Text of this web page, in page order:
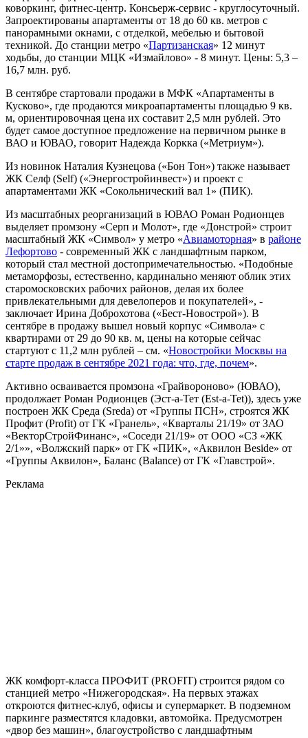
коворкинг, фитнес-центр. Консьерж-сервис - круглосуточный.
Запроектированы апартаменты от 18 до 60 кв. метров с
панорамными окнами, с отделкой, мебелью и бытовой
техникой. До станции метро «Партизанская» 12 минут
ходьбы, до станции МЦК «Измайлово» - 8 минут. Цены: 5,3 –
16,7 млн. руб.
В сентябре стартовали продажи в МФК «Апартаменты в
Кусково», где продаются микроапартаменты площадью 9 кв.
м, ориентировочная цена их составит 2,5 млн рублей. Это
будет самое доступное предложение на первичном рынке в
ВАО и ЮВАО, говорит Надежда Коркка («Метриум»).
Из новинок Наталия Кузнецова («Бон Тон») также называет
ЖК Селф (Self) («Энергостройинвест») и проект с
апартаментами ЖК «Сокольнический вал 1» (ПИК).
Из масштабных реорганизаций в ЮВАО Роман Родионцев
выделяет промзону «Серп и Молот», где «Донстрой» строит
масштабный ЖК «Символ» у метро «Авиамоторная» в районе
Лефортово - современный ЖК с ландшафтным парком,
который стал местной достопримечательностью. «Подобные
метаморфозы, естественно, кардинально меняют облик этих
старомосковских рабочих районов, делая их более
привлекательными для девелоперов и покупателей», -
заключает Ирина Доброхотова («Бест-Новострой»). В
сентябре в продажу вышел новый корпус «Символа» с
квартирами от 29 до 90 кв. м, цены на которые сейчас
стартуют с 11,2 млн рублей – см. «Новостройки Москвы на
старте продаж в сентябре 2021 года: что, где, почем».
Активно осваивается промзона «Грайвороново» (ЮВАО),
продолжает Роман Родионцев (Эст-а-Тет (Est-a-Tet)), здесь уже
построен ЖК Среда (Sreda) от «Группы ПСН», строятся ЖК
Профит (Profit) от ГК «Гранель», «Кварталы 21/19» от ЗАО
«ВекторСтройФинанс», «Соседи 21/19» от ООО «СЗ «ЖК
2/1»», «Волжский парк» от ГК «ПИК», «Аквилон Beside» от
«Группы Аквилон», Баланс (Balance) от ГК «Главстрой».
Реклама
ЖК комфорт-класса ПРОФИТ (PROFIT) строится рядом со
станцией метро «Нижегородская». На первых этажах
откроются фитнес-клуб, офисы и супермаркет. В подземном
паркинге разместятся кладовки, автомойка. Предусмотрен
«двор без машин», благоустройство с ландшафтным